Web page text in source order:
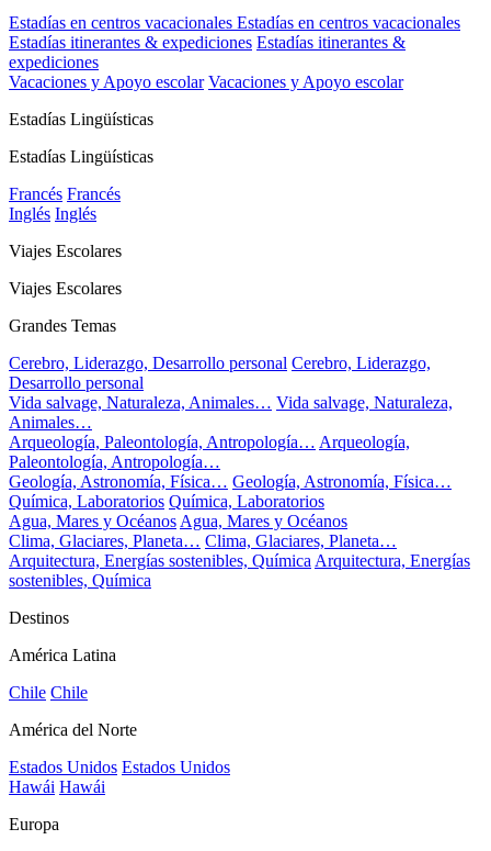
Estadías en centros vacacionales Estadías en centros vacacionales
Estadías itinerantes & expediciones Estadías itinerantes &
expediciones
Vacaciones y Apoyo escolar Vacaciones y Apoyo escolar
Estadías Lingüísticas
Estadías Lingüísticas
Francés Francés
Inglés Inglés
Viajes Escolares
Viajes Escolares
Grandes Temas
Cerebro, Liderazgo, Desarrollo personal Cerebro, Liderazgo,
Desarrollo personal
Vida salvage, Naturaleza, Animales… Vida salvage, Naturaleza,
Animales…
Arqueología, Paleontología, Antropología… Arqueología,
Paleontología, Antropología…
Geología, Astronomía, Física… Geología, Astronomía, Física…
Química, Laboratorios Química, Laboratorios
Agua, Mares y OcéanosAgua, Mares y Océanos
Clima, Glaciares, Planeta… Clima, Glaciares, Planeta…
Arquitectura, Energías sostenibles, QuímicaArquitectura, Energías
sostenibles, Química
Destinos
América Latina
Chile Chile
América del Norte
Estados Unidos Estados Unidos
Hawái Hawái
Europa